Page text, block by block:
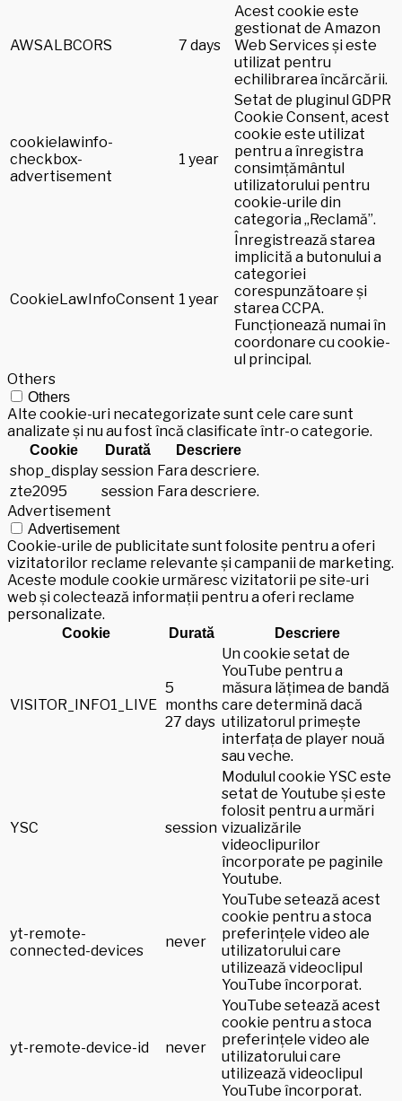
AWSALBCORS 7 days
Acest cookie este
gestionat de Amazon
Web Services și este
utilizat pentru
echilibrarea încărcării.
cookielawinfo-
checkbox-
advertisement
1 year
Setat de pluginul GDPR
Cookie Consent, acest
cookie este utilizat
pentru a înregistra
consimțământul
utilizatorului pentru
cookie-urile din
categoria „Reclamă”.
CookieLawInfoConsent 1 year
Înregistrează starea
implicită a butonului a
categoriei
corespunzătoare și
starea CCPA.
Funcționează numai în
coordonare cu cookie-
ul principal.
Others
Others
Alte cookie-uri necategorizate sunt cele care sunt
analizate și nu au fost încă clasificate într-o categorie.
Cookie Durată Descriere
shop_display session Fara descriere.
zte2095
session Fara descriere.
Advertisement
Advertisement
Cookie-urile de publicitate sunt folosite pentru a oferi
vizitatorilor reclame relevante și campanii de marketing.
Aceste module cookie urmăresc vizitatorii pe site-uri
web și colectează informații pentru a oferi reclame
personalizate.
Cookie Durată Descriere
VISITOR_INFO1_LIVE
5
months
27 days
Un cookie setat de
YouTube pentru a
măsura lățimea de bandă
care determină dacă
utilizatorul primește
interfața de player nouă
sau veche.
YSC session
Modulul cookie YSC este
setat de Youtube și este
folosit pentru a urmări
vizualizările
videoclipurilor
încorporate pe paginile
Youtube.
yt-remote-
connected-devices
never
YouTube setează acest
cookie pentru a stoca
preferințele video ale
utilizatorului care
utilizează videoclipul
YouTube încorporat.
yt-remote-device-id never
YouTube setează acest
cookie pentru a stoca
preferințele video ale
utilizatorului care
utilizează videoclipul
YouTube încorporat.